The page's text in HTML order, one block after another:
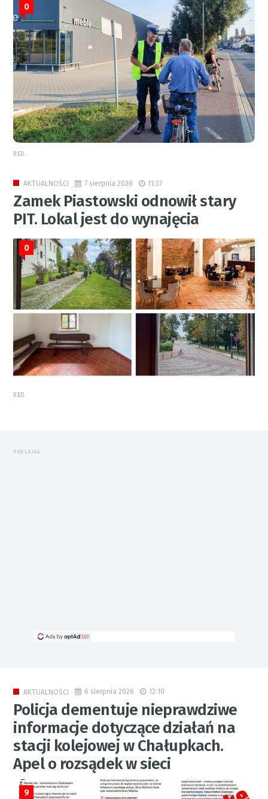
0
RED.
AKTUALNOŚCI 7 sierpnia 2026 11:37
Zamek Piastowski odnowił stary
PIT. Lokal jest do wynajęcia
0
RED.
REKLAMA
AKTUALNOŚCI 6 sierpnia 2026 12:10
Policja dementuje nieprawdziwe
informacje dotyczące działań na
stacji kolejowej w Chałupkach.
Apel o rozsądek w sieci
9